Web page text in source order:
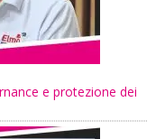
e protezione dei